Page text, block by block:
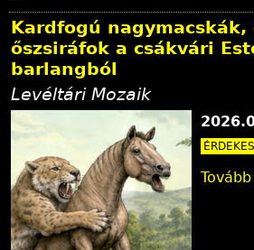
e
l
y
Kardfogú nagymacskák,
őszsiráfok a csákvári
barlangból
Levéltári Mozaik